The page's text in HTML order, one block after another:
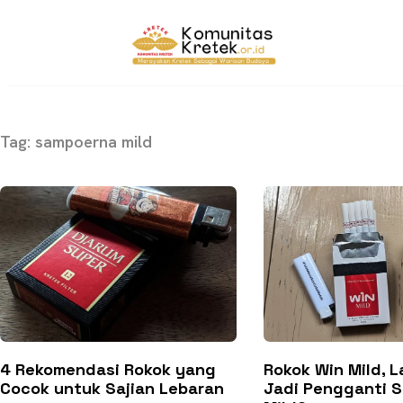
Tag: sampoerna mild
4 Rekomendasi Rokok yang
Cocok untuk Sajian Lebaran
Rokok Win Mild,
Jadi Pengganti